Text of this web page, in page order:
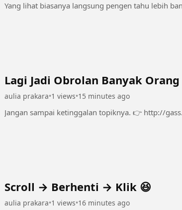
Lagi Jadi Obrolan Banyak Orang
aulia prakara•1 views•15 minutes ago
Jangan sampai ketinggalan
Scroll → Berhenti → Klik 😆
aulia prakara•1 views•16 minutes ago